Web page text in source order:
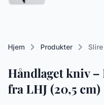
Hjem Produkter
Håndlaget kniv
fra LHJ (20,5 cm)